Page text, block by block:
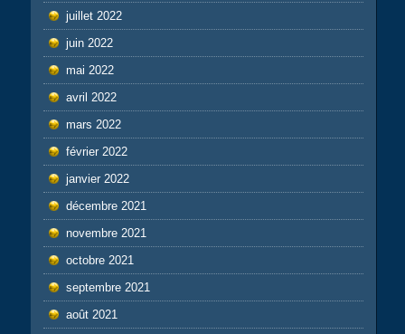
juillet 2022
juin 2022
mai 2022
avril 2022
mars 2022
février 2022
janvier 2022
décembre 2021
novembre 2021
octobre 2021
septembre 2021
août 2021